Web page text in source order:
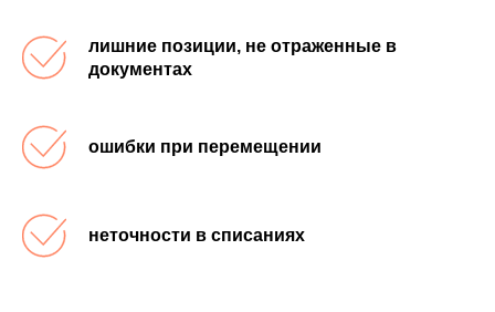
лишние позиции, не отраженные в
документах
ошибки при перемещении
неточности в списаниях